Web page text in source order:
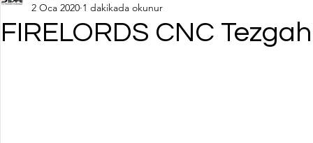
FIRELORDS CNC
2 Oca 2020 1 dakikada okunur